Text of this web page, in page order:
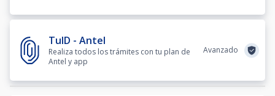
TuID - Antel
Realiza todos los trámites con tu plan de
Antel y app
Avanzado